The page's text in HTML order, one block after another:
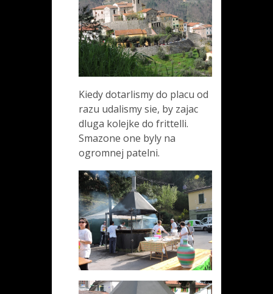
Kiedy dotarlismy do placu od
razu udalismy sie, by zajac
dluga kolejke do frittelli.
Smazone one byly na
ogromnej patelni.